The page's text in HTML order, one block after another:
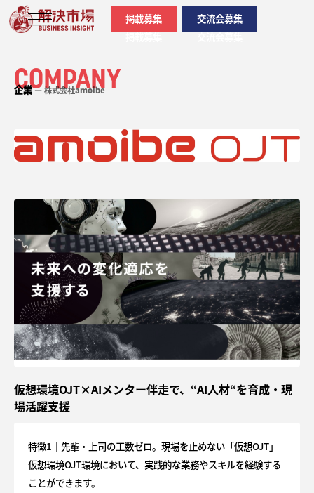
掲載募集
掲載募集
交流会募集
交流会募集
COMPANY
企業― 株式会社amoibe
仮想環境OJT×AIメンター伴走で、“AI人材“を育成・現
場活躍支援
特徴1｜先輩・上司の工数ゼロ。現場を止めない「仮想OJT」
仮想環境OJT環境において、実践的な業務やスキルを経験する
ことができます。